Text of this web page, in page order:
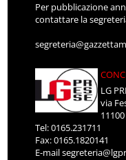
Per pubblicazione
contattare la
LG
via
Tel: 0165.231711
Fax: 0165.1820141
E-mail